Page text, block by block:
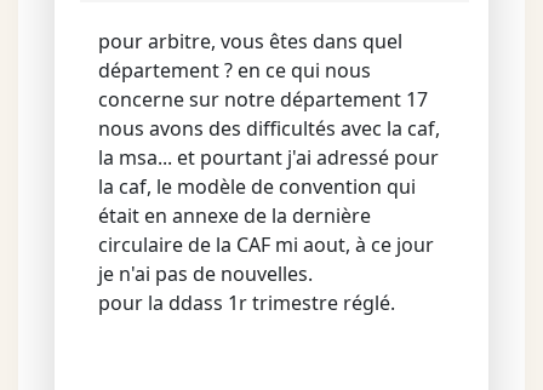
pour arbitre, vous êtes dans quel
département ? en ce qui nous
concerne sur notre département 17
nous avons des difficultés avec la caf,
la msa... et pourtant j'ai adressé pour
la caf, le modèle de convention qui
était en annexe de la dernière
circulaire de la CAF mi aout, à ce jour
je n'ai pas de nouvelles.
pour la ddass 1r trimestre réglé.